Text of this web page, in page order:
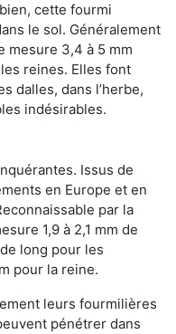
cette fourmi
le sol. Généralement
mesure 3,4 à 5 mm
reines. Elles font
dalles, dans l’herbe,
indésirables.
Issus de
en Europe et en
par la
1,9 à 2,1 mm de
long pour les
pour la reine.
leurs fourmilières
pénétrer dans